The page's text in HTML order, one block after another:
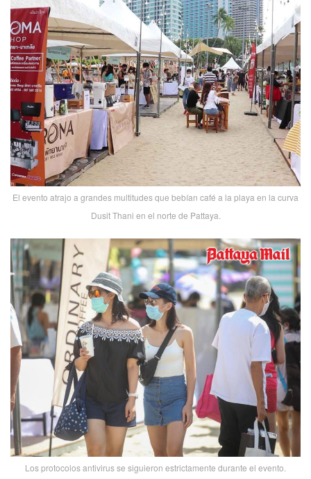
El evento atrajo a grandes multitudes que bebían café a la playa en la curva
Dusit Thani en el norte de Pattaya.
Los protocolos antivirus se siguieron estrictamente durante el evento.